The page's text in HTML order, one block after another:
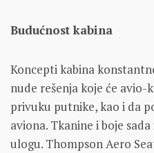
Budućnost kabina
Koncepti kabina
nude rešenja koje će
privuku putnike, kao i da
aviona. Tkanine i boje
ulogu. Thompson Aero